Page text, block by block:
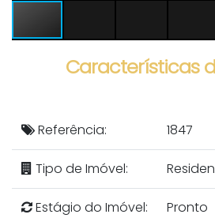
Características
Referência: 1847
Tipo de Imóvel:
Estágio do Imóvel: Pronto